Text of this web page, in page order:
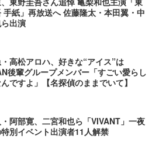
手紙」再放送へ 佐藤隆太・本田翼・中
出演
高松アロハ、好きな“アイス”は
後輩グループメンバー「すごい愛らし
ですよ」【名探偵のままでいて】
阿部寛、二宮和也ら「VIVANT」一夜
別イベント出演者11人解禁